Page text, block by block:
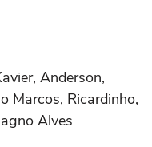
Anderson,
Marcos, Ricardinho,
Alves